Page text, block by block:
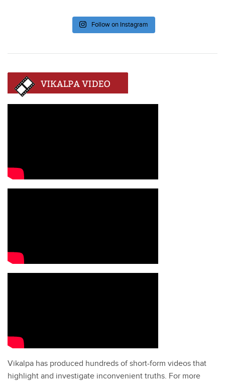
Follow on Instagram
Vikalpa has produced hundreds of short-form videos that
highlight and investigate inconvenient truths. For more